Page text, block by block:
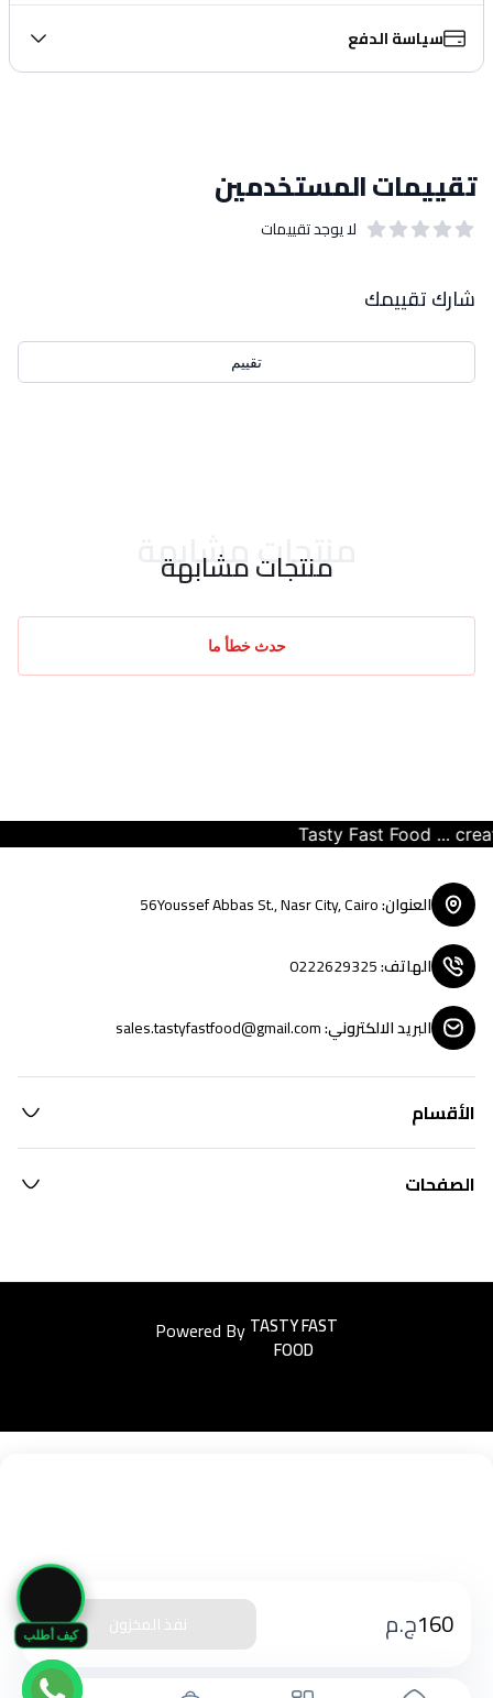
كيف أطلب
سياسة الدفع
تقييمات المستخدمين
لا يوجد تقييمات
شارك تقييمك
تقييم
منتجات مشابهة
منتجات مشابهة
حدث خطأ ما
160ج.م نفذ المخزون
Tasty Fast Food ... create
العنوان:
56Youssef Abbas St., Nasr City, Cairo
الهاتف:
0222629325
البريد الالكتروني:
sales.tastyfastfood@gmail.com
الأقسام
الصفحات
Powered ByEasyorders